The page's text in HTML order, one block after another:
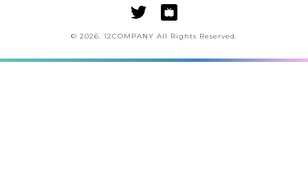
© 2026. 12COMPANY All Rights Reserved.